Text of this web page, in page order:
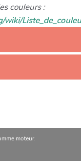
couleurs :
moteur.